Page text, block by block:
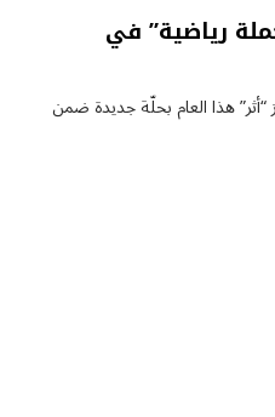
رياضية” في
تعود جوائز “أثر” هذا العام بحلّة جديدة ضمن